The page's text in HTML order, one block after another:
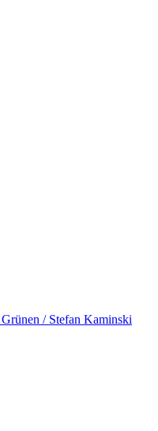
/ Stefan Kaminski